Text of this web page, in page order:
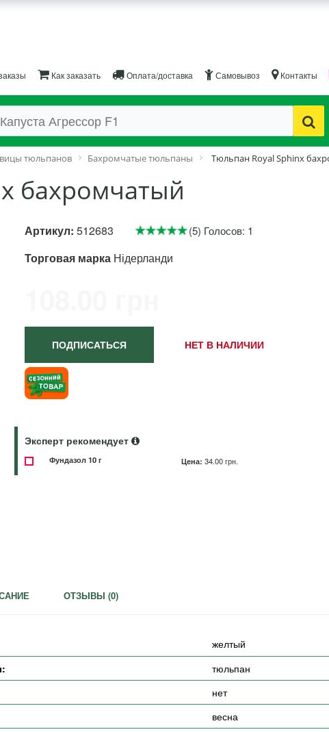
Как заказать Оплата/доставка Самовывоз Контакты
тюльпанов Бахромчатые тюльпаны Тюльпан Royal Sphinx
бахромчатый
Артикул: 512683 (5) Голосов: 1
Торговая марка Нідерланди
ПОДПИСАТЬСЯ НЕТ В НАЛИЧИИ
Эксперт рекомендует
Фундазол 10 г Цена: 34.00 грн.
ОТЗЫВЫ (0)
желтый
тюльпан
нет
весна